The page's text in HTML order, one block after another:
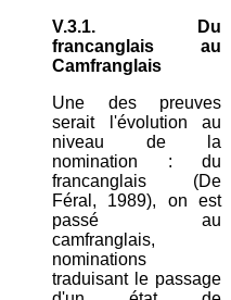
V.3.1. Du
francanglais au
Camfranglais
Une des preuves
serait l'évolution au
niveau de la
nomination : du
francanglais (De
Féral, 1989), on est
passé au
camfranglais,
nominations
traduisant le passage